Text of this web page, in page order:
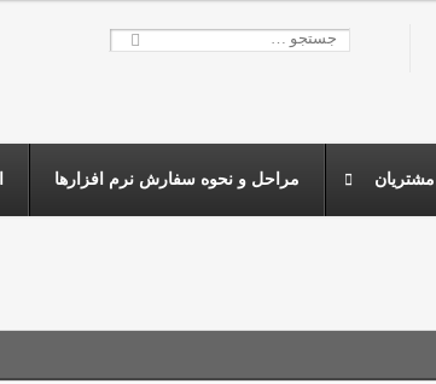
مشتريان مراحل و نحوه سفارش نرم افزارها